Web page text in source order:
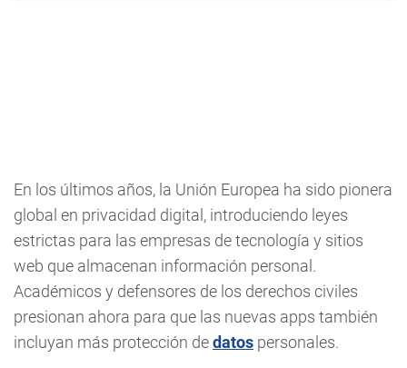
En los últimos años, la Unión Europea ha sido pionera
global en privacidad digital, introduciendo leyes
estrictas para las empresas de tecnología y sitios
web que almacenan información personal.
Académicos y defensores de los derechos civiles
presionan ahora para que las nuevas apps también
incluyan más protección dedatos personales.